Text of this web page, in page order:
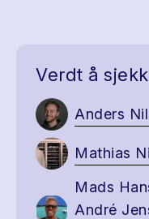
Verdt å
Anders
Mathias
Mads
André